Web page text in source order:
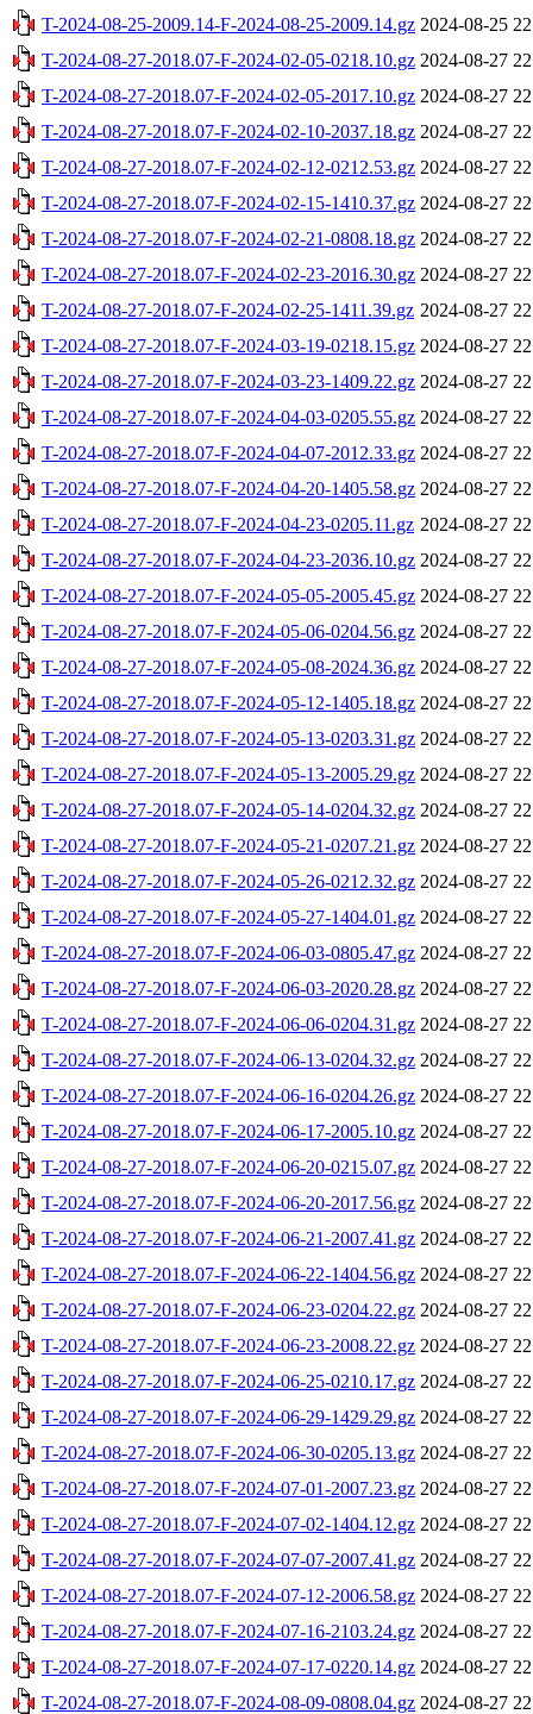
T-2024-08-25-2009.14-F-2024-08-25-2009.14.gz 2024-08-25
T-2024-08-27-2018.07-F-2024-02-05-0218.10.gz 2024-08-27
T-2024-08-27-2018.07-F-2024-02-05-2017.10.gz 2024-08-27
T-2024-08-27-2018.07-F-2024-02-10-2037.18.gz 2024-08-27
T-2024-08-27-2018.07-F-2024-02-12-0212.53.gz 2024-08-27
T-2024-08-27-2018.07-F-2024-02-15-1410.37.gz 2024-08-27
T-2024-08-27-2018.07-F-2024-02-21-0808.18.gz 2024-08-27
T-2024-08-27-2018.07-F-2024-02-23-2016.30.gz 2024-08-27
T-2024-08-27-2018.07-F-2024-02-25-1411.39.gz 2024-08-27
T-2024-08-27-2018.07-F-2024-03-19-0218.15.gz 2024-08-27
T-2024-08-27-2018.07-F-2024-03-23-1409.22.gz 2024-08-27
T-2024-08-27-2018.07-F-2024-04-03-0205.55.gz 2024-08-27
T-2024-08-27-2018.07-F-2024-04-07-2012.33.gz 2024-08-27
T-2024-08-27-2018.07-F-2024-04-20-1405.58.gz 2024-08-27
T-2024-08-27-2018.07-F-2024-04-23-0205.11.gz 2024-08-27
T-2024-08-27-2018.07-F-2024-04-23-2036.10.gz 2024-08-27
T-2024-08-27-2018.07-F-2024-05-05-2005.45.gz 2024-08-27
T-2024-08-27-2018.07-F-2024-05-06-0204.56.gz 2024-08-27
T-2024-08-27-2018.07-F-2024-05-08-2024.36.gz 2024-08-27
T-2024-08-27-2018.07-F-2024-05-12-1405.18.gz 2024-08-27
T-2024-08-27-2018.07-F-2024-05-13-0203.31.gz 2024-08-27
T-2024-08-27-2018.07-F-2024-05-13-2005.29.gz 2024-08-27
T-2024-08-27-2018.07-F-2024-05-14-0204.32.gz 2024-08-27
T-2024-08-27-2018.07-F-2024-05-21-0207.21.gz 2024-08-27
T-2024-08-27-2018.07-F-2024-05-26-0212.32.gz 2024-08-27
T-2024-08-27-2018.07-F-2024-05-27-1404.01.gz 2024-08-27
T-2024-08-27-2018.07-F-2024-06-03-0805.47.gz 2024-08-27
T-2024-08-27-2018.07-F-2024-06-03-2020.28.gz 2024-08-27
T-2024-08-27-2018.07-F-2024-06-06-0204.31.gz 2024-08-27
T-2024-08-27-2018.07-F-2024-06-13-0204.32.gz 2024-08-27
T-2024-08-27-2018.07-F-2024-06-16-0204.26.gz 2024-08-27
T-2024-08-27-2018.07-F-2024-06-17-2005.10.gz 2024-08-27
T-2024-08-27-2018.07-F-2024-06-20-0215.07.gz 2024-08-27
T-2024-08-27-2018.07-F-2024-06-20-2017.56.gz 2024-08-27
T-2024-08-27-2018.07-F-2024-06-21-2007.41.gz 2024-08-27
T-2024-08-27-2018.07-F-2024-06-22-1404.56.gz 2024-08-27
T-2024-08-27-2018.07-F-2024-06-23-0204.22.gz 2024-08-27
T-2024-08-27-2018.07-F-2024-06-23-2008.22.gz 2024-08-27
T-2024-08-27-2018.07-F-2024-06-25-0210.17.gz 2024-08-27
T-2024-08-27-2018.07-F-2024-06-29-1429.29.gz 2024-08-27
T-2024-08-27-2018.07-F-2024-06-30-0205.13.gz 2024-08-27
T-2024-08-27-2018.07-F-2024-07-01-2007.23.gz 2024-08-27
T-2024-08-27-2018.07-F-2024-07-02-1404.12.gz 2024-08-27
T-2024-08-27-2018.07-F-2024-07-07-2007.41.gz 2024-08-27
T-2024-08-27-2018.07-F-2024-07-12-2006.58.gz 2024-08-27
T-2024-08-27-2018.07-F-2024-07-16-2103.24.gz 2024-08-27
T-2024-08-27-2018.07-F-2024-07-17-0220.14.gz 2024-08-27
T-2024-08-27-2018.07-F-2024-08-09-0808.04.gz 2024-08-27